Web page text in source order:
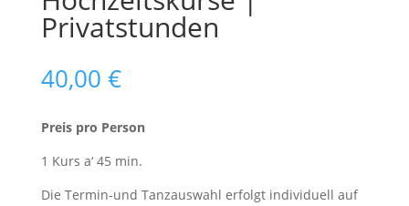
Privatstunden
40,00 €
Preis pro Person
1 Kurs a‘ 45 min.
Die Termin-und Tanzauswahl erfolgt individuell auf